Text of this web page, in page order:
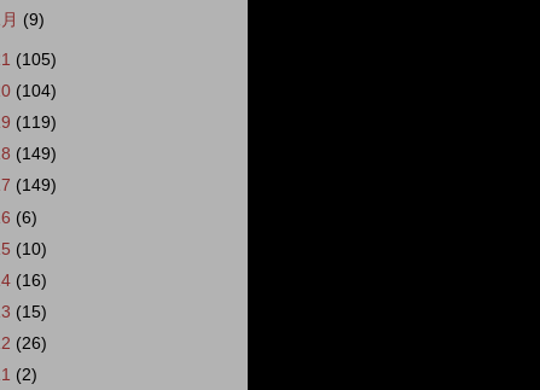
(9)
(105)
(104)
(119)
(149)
(149)
(6)
(10)
(16)
(15)
(26)
(2)